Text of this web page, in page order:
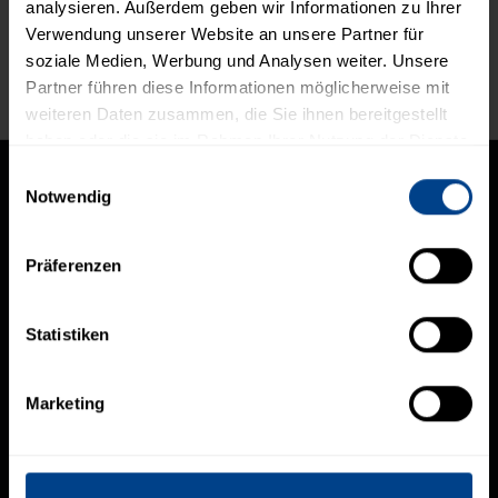
analysieren. Außerdem geben wir Informationen zu Ihrer
Verwendung unserer Website an unsere Partner für
soziale Medien, Werbung und Analysen weiter. Unsere
Partner führen diese Informationen möglicherweise mit
weiteren Daten zusammen, die Sie ihnen bereitgestellt
Notwendig
Präferenzen
Statistiken
Marketing
Live Feed
NAVIGATION
Portfoliomanagement
Über uns
Datenschutz